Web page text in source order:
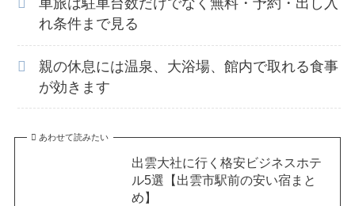
車旅は駐車台数だけでなく無料・予約・出し入
れ条件まで見る
親の休息には温泉、大浴場、館内で取れる食事
が効きます
あわせて読みたい
出雲大社に行く格安ビジネスホテ
ル5選【出雲市駅前の安い宿まと
め】